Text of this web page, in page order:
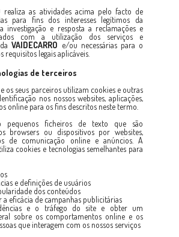
realiza as atividades acima pelo facto de
para fins dos interesses legítimos da
investigação e resposta a reclamações e
com a utilização dos serviços e
daVAIDECARRO e/ou necessárias para o
legais aplicáveis.
de terceiros
e os seus parceiros utilizam cookies e outras
nos nossos websites, aplicações,
online para os fins descritos neste termo.
pequenos ficheiros de texto que são
browsers ou dispositivos por websites,
de comunicação online e anúncios. A
cookies e tecnologias semelhantes para
e definições de usuários
dos conteúdos
a eficácia de campanhas publicitárias
e o tráfego do site e obter um
sobre os comportamentos online e os
que interagem com os nossos serviços